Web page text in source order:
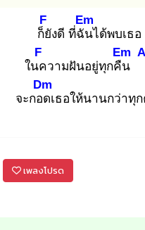
ก็ยั
F
งดี ที่ฉัน
Em
ได้พบเธอ
ในค
F
วามฝันอยู่ทุกคืน
Em
จะกอด
Dm
เธอให้นานกว่าทุก
เพลงโปรด